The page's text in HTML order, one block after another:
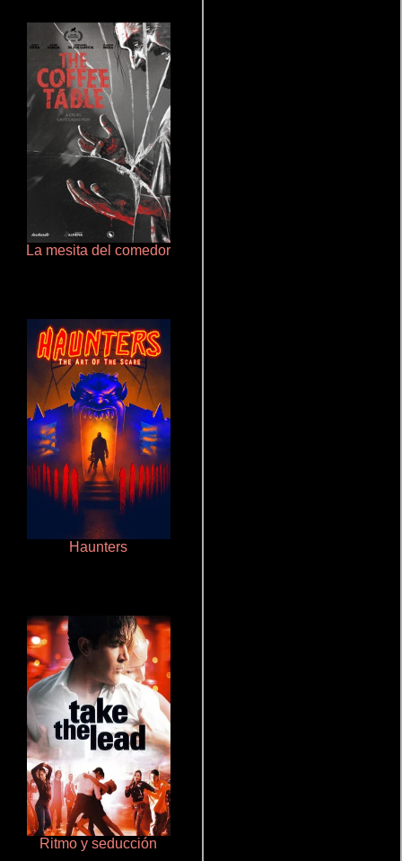
La mesita del comedor
Haunters
Ritmo y seducción